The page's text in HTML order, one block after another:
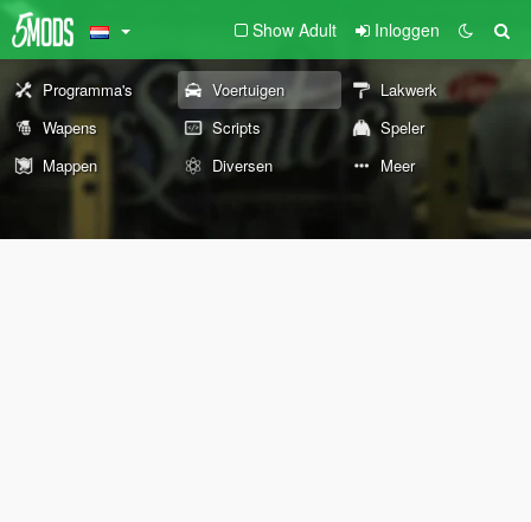
Show Adult Inloggen
Programma's Voertuigen
Lakwerk
Wapens
Scripts
Speler
Mappen
Diversen Meer